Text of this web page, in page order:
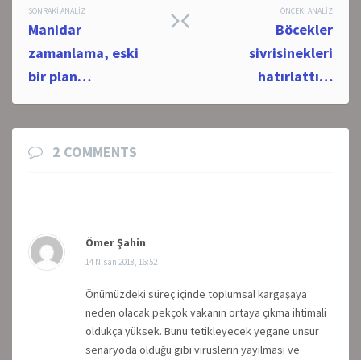
Post
navigation
ÖNCEKI ANALIZ
Böcekler
sivrisinekleri
hatırlattı…
SONRAKI ANALIZ
Manidar
zamanlama, eski
bir plan…
2 COMMENTS
Ömer Şahin
14 Nisan 2018, 16:52
Önümüzdeki süreç içinde toplumsal kargaşaya
neden olacak pekçok vakanın ortaya çıkma ihtimali
oldukça yüksek. Bunu tetikleyecek yegane unsur
senaryoda olduğu gibi virüslerin yayılması ve